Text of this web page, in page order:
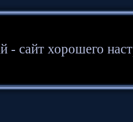
- сайт хорошего